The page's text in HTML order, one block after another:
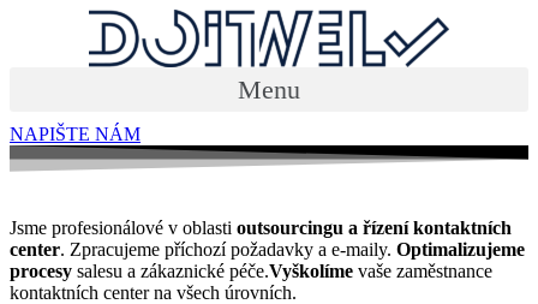
Menu
NAPIŠTE NÁM
Jsme profesionálové v oblasti outsourcingu a řízení kontaktních
center. Zpracujeme příchozí požadavky a e-maily. Optimalizujeme
procesy salesu a zákaznické péče.Vyškolíme vaše zaměstnance
kontaktních center na všech úrovních.